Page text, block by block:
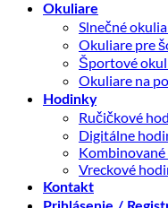
Okuliare
Slnečné
Okuliare pre
Športové
Okuliare na
Hodinky
Ručičkové
Digitálne
Vreckové
Kontakt